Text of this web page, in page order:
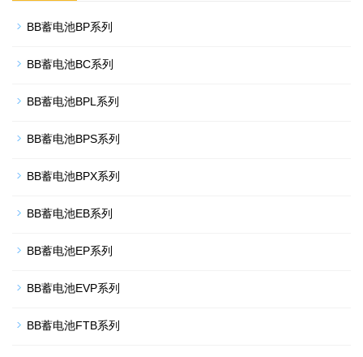
BB蓄电池BP系列
BB蓄电池BC系列
BB蓄电池BPL系列
BB蓄电池BPS系列
BB蓄电池BPX系列
BB蓄电池EB系列
BB蓄电池EP系列
BB蓄电池EVP系列
BB蓄电池FTB系列